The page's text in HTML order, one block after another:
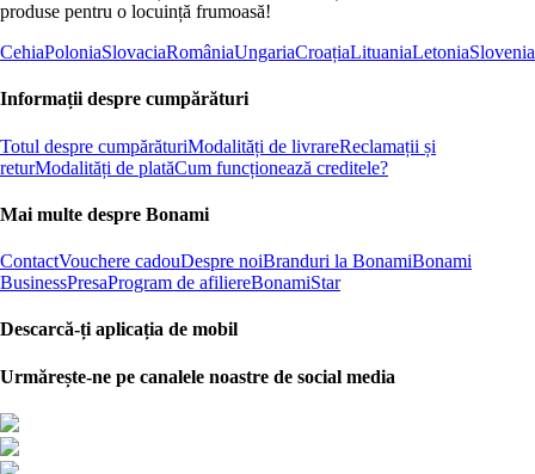
produse pentru o locuință frumoasă!
CehiaPoloniaSlovaciaRomâniaUngariaCroațiaLituaniaLetoniaSlovenia
Informații despre cumpărături
Totul despre cumpărăturiModalități de livrareReclamații și
returModalități de platăCum funcționează creditele?
Mai multe despre Bonami
ContactVouchere cadouDespre noiBranduri la BonamiBonami
BusinessPresaProgram de afiliereBonamiStar
Descarcă-ți aplicația de mobil
Urmărește-ne pe canalele noastre de social media